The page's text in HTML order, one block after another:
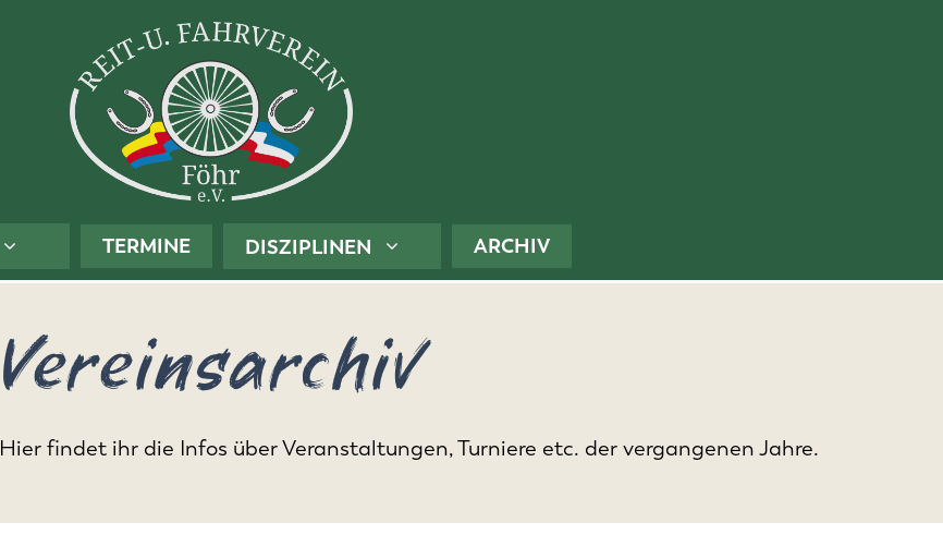
TERMINE DISZIPLINEN ARCHIV
Vereinsarchiv
Hier findet ihr die Infos über Veranstaltungen, Turniere etc. der vergangenen Jahre.